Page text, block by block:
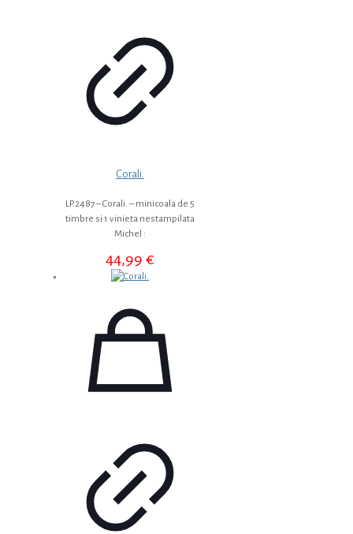
Corali.
LP.2487 – Corali. – minicoala de 5
timbre si 1 vinieta nestampilata
Michel :
44,99 €